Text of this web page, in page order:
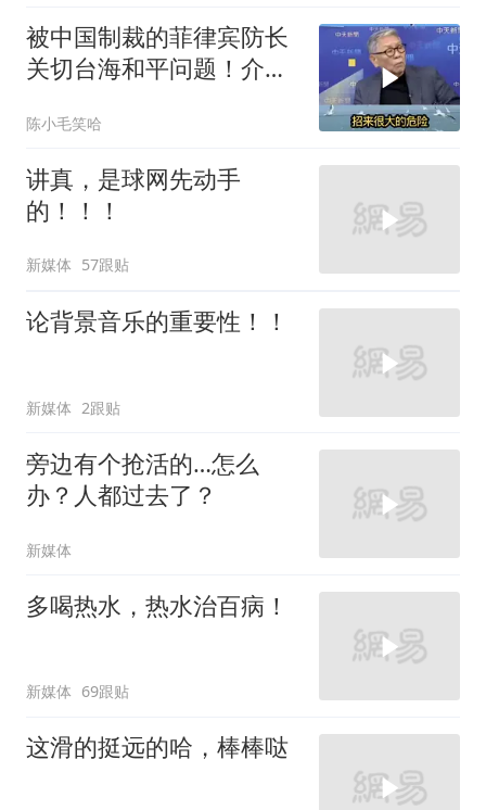
被中国制裁的菲律宾防长
关切台海和平问题！介文
陈小毛笑哈
讲真，是球网先动手
的！！！
新媒体 57跟贴
论背景音乐的重要性！！
新媒体 2跟贴
旁边有个抢活的…怎么
办？人都过去了？
新媒体
多喝热水，热水治百病！
新媒体 69跟贴
这滑的挺远的哈，棒棒哒